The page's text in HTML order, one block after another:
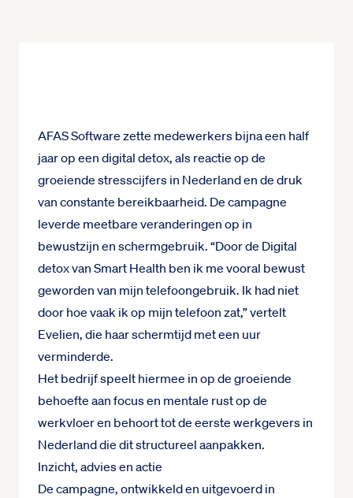
AFAS Software zette medewerkers bijna een half
jaar op een digital detox, als reactie op de
groeiende stresscijfers in Nederland en de druk
van constante bereikbaarheid. De campagne
leverde meetbare veranderingen op in
bewustzijn en schermgebruik. “Door de Digital
detox van Smart Health ben ik me vooral bewust
geworden van mijn telefoongebruik. Ik had niet
door hoe vaak ik op mijn telefoon zat,” vertelt
Evelien, die haar schermtijd met een uur
verminderde.
Het bedrijf speelt hiermee in op de groeiende
behoefte aan focus en mentale rust op de
werkvloer en behoort tot de eerste werkgevers in
Nederland die dit structureel aanpakken.
Inzicht, advies en actie
De campagne, ontwikkeld en uitgevoerd in